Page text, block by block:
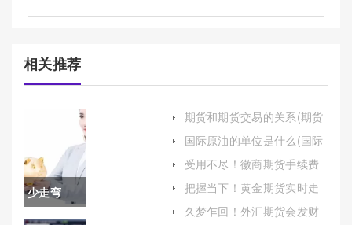
相关推荐
少走弯
期货和期货交易的关系(期货
和期货交易的关系是什么)
国际原油的单位是什么(国际
原油的单位是什么关系)
受用不尽！徽商期货手续费
(徽商期货手续费退还有猫腻
吗)
把握当下！黄金期货实时走
势(市场动态与投资策略)
久梦乍回！外汇期货会发财